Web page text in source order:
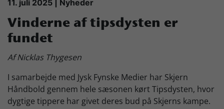
Samarbejdsklubber
Skjern Bank Grand Prix
Nyhedsbrev
11. juli 2025 | Nyheder
Vinderne af tipsdysten er
fundet
Af Nicklas Thygesen
I samarbejde med Jysk Fynske Medier har Skjern
Håndbold gennem hele sæsonen kørt Tipsdysten, hvor
dygtige tippere har givet deres bud på Skjerns kampe.